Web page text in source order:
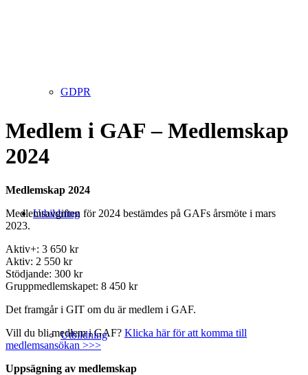
GDPR
Utbildning
Utbildning
Medlem i GAF – Medlemskap
2024
Medlemskap 2024
Medlemsavgiften för 2024 bestämdes på GAFs årsmöte i mars
2023.
Aktiv+: 3 650 kr
Aktiv: 2 550 kr
Stödjande: 300 kr
Gruppmedlemskapet: 8 450 kr
Det framgår i GIT om du är medlem i GAF.
Vill du bli medlem i GAF? Klicka här för att komma till
medlemsansökan >>>
Uppsägning av medlemskap